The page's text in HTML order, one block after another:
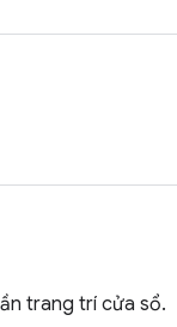
trang trí cửa sổ.